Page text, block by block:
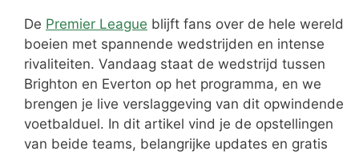
De Premier League blijft fans over de hele wereld
boeien met spannende wedstrijden en intense
rivaliteiten. Vandaag staat de wedstrijd tussen
Brighton en Everton op het programma, en we
brengen je live verslaggeving van dit opwindende
voetbalduel. In dit artikel vind je de opstellingen
van beide teams, belangrijke updates en gratis